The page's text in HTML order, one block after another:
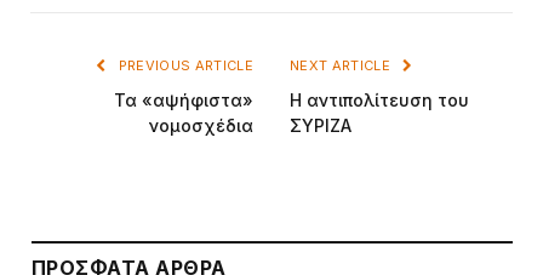
PREVIOUS ARTICLE
Τα «αψήφιστα»
νομοσχέδια
NEXT ARTICLE
Η αντιπολίτευση του
ΣΥΡΙΖΑ
ΠΡΌΣΦΑΤΑ ΆΡΘΡΑ